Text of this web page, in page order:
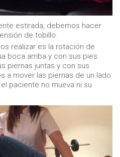
estirada, debemos hacer
de tobillo.
realizar es la rotación de
boca arriba y con sus pies
piernas juntas y con sus
a mover las piernas de un lado
paciente no mueva ni su